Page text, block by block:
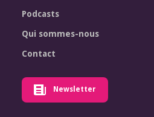
Podcasts
Qui sommes-nous
Contact
Newsletter